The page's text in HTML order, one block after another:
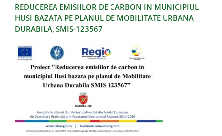
REDUCEREA EMISIILOR DE CARBON IN MUNICIPIUL
HUSI BAZATA PE PLANUL DE MOBILITATE URBANA
DURABILA, SMIS-123567